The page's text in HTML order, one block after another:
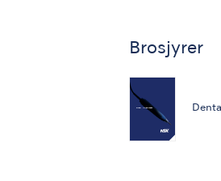
Brosjyrer